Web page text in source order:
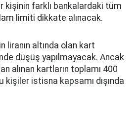
kişinin farklı bankalardaki tüm
limiti dikkate alınacak.
liranın altında olan kart
düşüş yapılmayacak. Ancak
alınan kartların toplamı 400
kişiler istisna kapsamı dışında